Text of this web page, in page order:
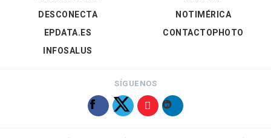
DESCONECTA
EPDATA.ES
INFOSALUS
NOTIMÉRICA
CONTACTOPHOTO
SÍGUENOS